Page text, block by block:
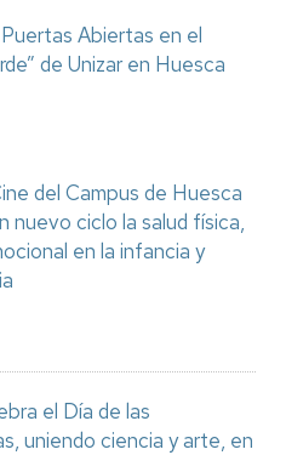
Abiertas en el
de Unizar en Huesca
del Campus de Huesca
nuevo ciclo la salud física,
en la infancia y
el Día de las
uniendo ciencia y arte, en